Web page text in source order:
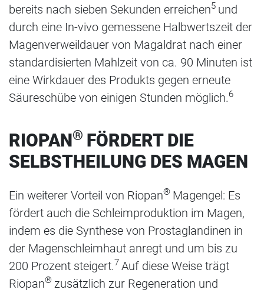
bereits nach sieben Sekunden erreichen5 und
durch eine In-vivo gemessene Halbwertszeit der
Magenverweildauer von Magaldrat nach einer
standardisierten Mahlzeit von ca. 90 Minuten ist
eine Wirkdauer des Produkts gegen erneute
Säureschübe von einigen Stunden möglich.6
RIOPAN® FÖRDERT DIE
SELBSTHEILUNG DES MAGEN
Ein weiterer Vorteil von Riopan® Magengel: Es
fördert auch die Schleimproduktion im Magen,
indem es die Synthese von Prostaglandinen in
der Magenschleimhaut anregt und um bis zu
200 Prozent steigert.7 Auf diese Weise trägt
Riopan® zusätzlich zur Regeneration und